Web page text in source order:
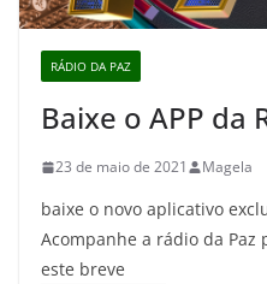
RÁDIO DA PAZ
Baixe o APP da
23 de maio de 2021 Magela
baixe o novo aplicativo
Acompanhe a rádio da Paz
este breve